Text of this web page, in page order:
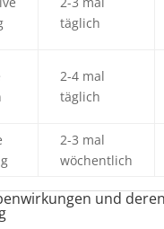
täglich
2-4 mal
täglich
2-3 mal
wöchentlich
und deren